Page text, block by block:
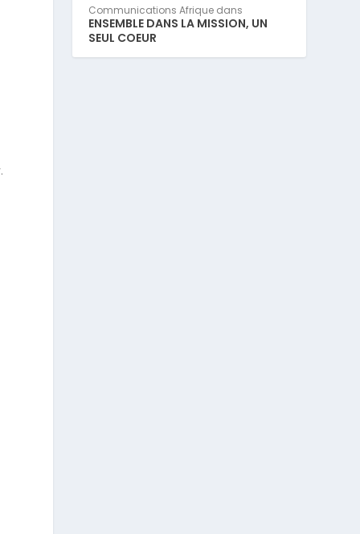
Communications Afrique dans
ENSEMBLE DANS LA MISSION, UN
SEUL COEUR